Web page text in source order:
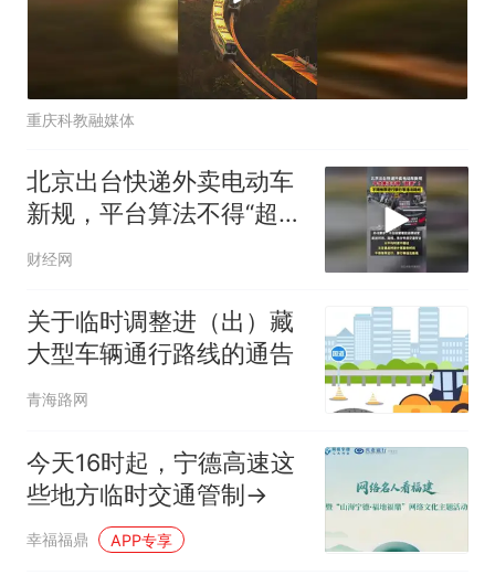
重庆科教融媒体
北京出台快递外卖电动车
新规，平台算法不得“超
速”！不得推荐逆行禁行等
财经网
关于临时调整进（出）藏
大型车辆通行路线的通告
青海路网
今天16时起，宁德高速这
些地方临时交通管制→
幸福福鼎 APP专享